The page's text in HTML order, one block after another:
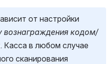
вознаграждения кодом/
. Касса в любом случае
сканирования